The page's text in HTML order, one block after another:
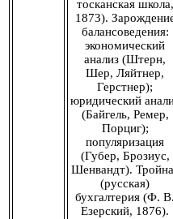
тосканская школа,
1873).
балансоведения:
экономический
анализ (Штерн,
Шер, Ляйтнер,
Герстнер);
юридический
(Байгель, Ремер,
Порциг);
популяризация
(Губер, Брозиус,
Шенвандт).
(русская)
бухгалтерия (Ф. В.
Езерский, 1876).